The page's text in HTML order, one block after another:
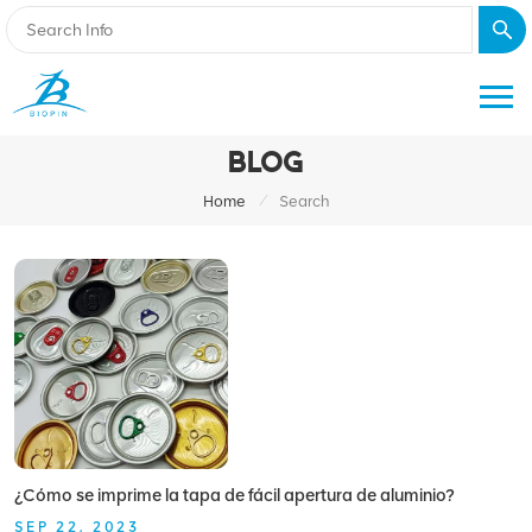
BLOG
Home / Search
¿Cómo se imprime la tapa de fácil apertura de aluminio?
SEP 22, 2023